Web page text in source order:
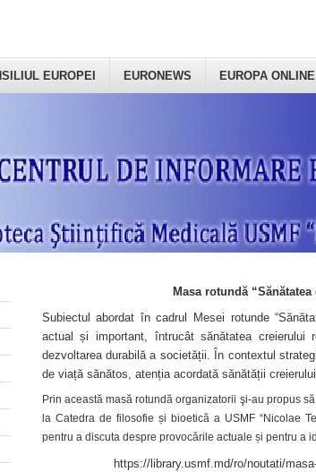
EUROPEI EURONEWS EUROPA ONLINE
Masa rotundă
Subiectul abordat în cadrul Mesei rotunde
actual și important, întrucât sănătatea creierului
dezvoltarea durabilă a societății. În contextul
de viață sănătos, atenția acordată sănătății
Prin această masă rotundă organizatorii şi-au propus
la Catedra de filosofie și bioetică a USMF “Nicolae
pentru a discuta despre provocările actuale și pentru a
https://library.usmf.md/ro/noutati/